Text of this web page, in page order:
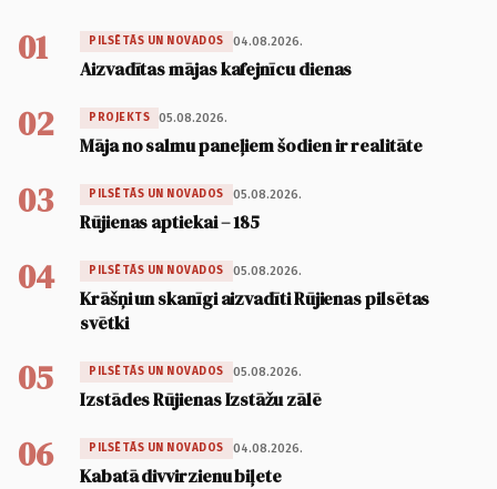
01 PILSĒTĀS UN NOVADOS 04.08.2026.
Aizvadītas mājas kafejnīcu dienas
02 PROJEKTS 05.08.2026.
Māja no salmu paneļiem šodien ir realitāte
03 PILSĒTĀS UN NOVADOS 05.08.2026.
Rūjienas aptiekai – 185
04 PILSĒTĀS UN NOVADOS 05.08.2026.
Krāšņi un skanīgi aizvadīti Rūjienas pilsētas
svētki
05 PILSĒTĀS UN NOVADOS 05.08.2026.
Izstādes Rūjienas Izstāžu zālē
06 PILSĒTĀS UN NOVADOS 04.08.2026.
Kabatā divvirzienu biļete